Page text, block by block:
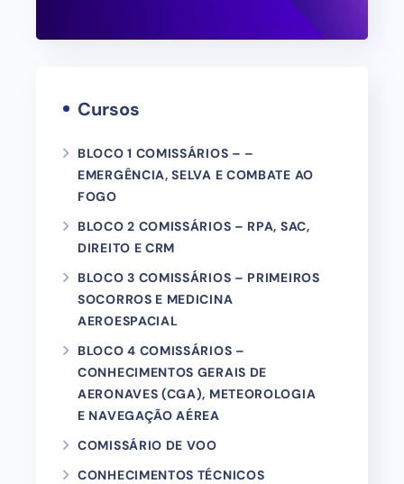
Cursos
BLOCO 1 COMISSÁRIOS – –
EMERGÊNCIA, SELVA E COMBATE AO
FOGO
BLOCO 2 COMISSÁRIOS – RPA, SAC,
DIREITO E CRM
BLOCO 3 COMISSÁRIOS – PRIMEIROS
SOCORROS E MEDICINA
AEROESPACIAL
BLOCO 4 COMISSÁRIOS –
CONHECIMENTOS GERAIS DE
AERONAVES (CGA), METEOROLOGIA
E NAVEGAÇÃO AÉREA
COMISSÁRIO DE VOO
CONHECIMENTOS TÉCNICOS